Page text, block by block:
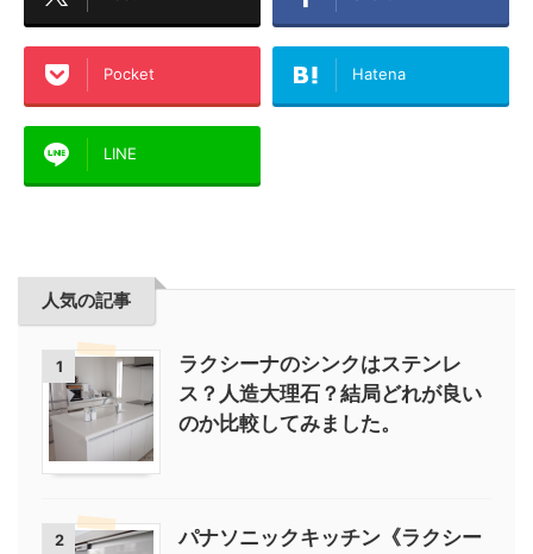
Pocket Hatena
LINE
人気の記事
1
ラクシーナのシンクはステンレ
ス？人造大理石？結局どれが良い
のか比較してみました。
2
パナソニックキッチン《ラクシー